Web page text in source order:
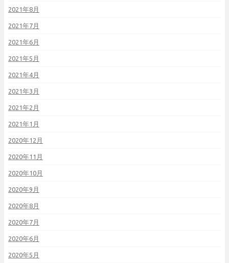
2021年8月
2021年7月
2021年6月
2021年5月
2021年4月
2021年3月
2021年2月
2021年1月
2020年12月
2020年11月
2020年10月
2020年9月
2020年8月
2020年7月
2020年6月
2020年5月